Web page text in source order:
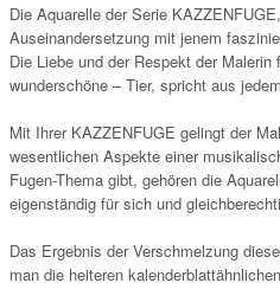
Die Aquarelle der Serie
Auseinandersetzung mit jenem
Die Liebe und der Respekt der
wunderschöne – Tier, spricht aus
Mit Ihrer KAZZENFUGE gelingt der
wesentlichen Aspekte einer
Fugen-Thema gibt, gehören die
eigenständig für sich und
Das Ergebnis der Verschmelzung
man die heiteren